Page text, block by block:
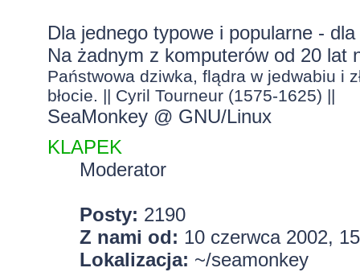
Dla jednego typowe i popularne -
Na żadnym z komputerów od 20 lat
Państwowa dziwka, flądra w jedwabiu i
błocie. || Cyril Tourneur (1575-1625) ||
SeaMonkey @ GNU/Linux
KLAPEK
Moderator
Posty: 2190
Z nami od: 10 czerwca 2002,
Lokalizacja: ~/seamonkey